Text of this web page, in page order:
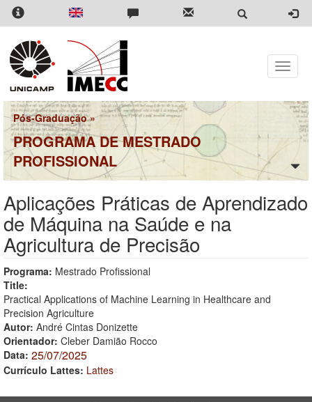
Pular
para
conteúdo
principal
Toggle
Pós-Graduação»
PROGRAMA DE MESTRADO
PROFISSIONAL
Aplicações Práticas de Aprendizado
de Máquina na Saúde e na
Agricultura de Precisão
Programa: Mestrado Profissional
Title:
Practical Applications of Machine Learning in Healthcare and
Precision Agriculture
Autor: André Cintas Donizette
Orientador: Cleber Damião Rocco
Data: 25/07/2025
Currículo Lattes: Lattes